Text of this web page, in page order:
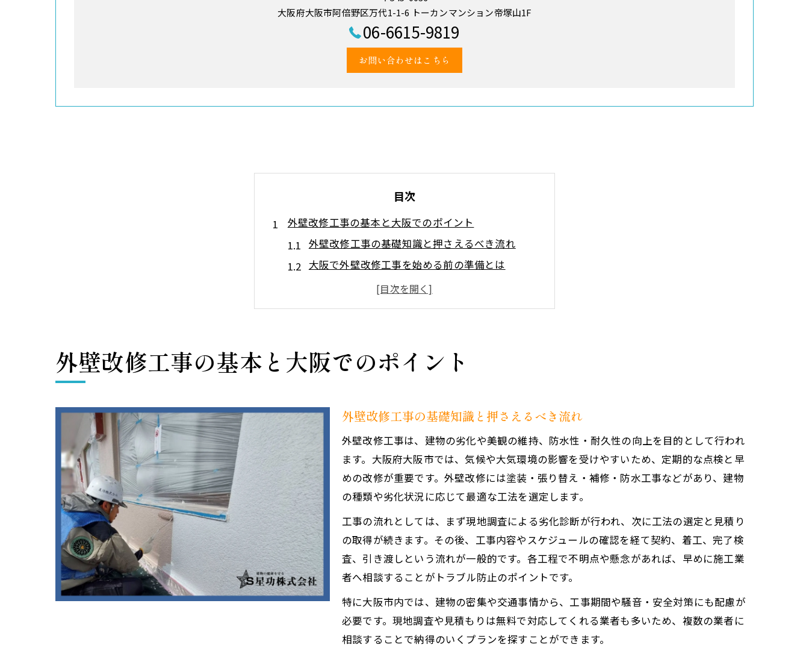
大阪府大阪市阿倍野区万代1-1-6 トーカンマンション帝塚山1F
06-6615-9819
お問い合わせはこちら
目次
外壁改修工事の基本と大阪でのポイント
外壁改修工事の基礎知識と押さえるべき流れ
大阪で外壁改修工事を始める前の準備とは
外壁改修工事の主な工法と選び方の注意点
外壁改修工事に強い施工業者の見極め方
大阪府大阪市で失敗しない工法の選び方
外壁改修工事に適した工法の特徴を比較
工法選定で重視すべき外壁改修工事の耐久性
外壁改修工事のトラブルを防ぐ工法選びポイント
外壁改修工事の工法ごとのメリットとデメリット
気になる外壁改修工事費用の実態とは
外壁改修工事費用の内訳と見積りの基準
外壁改修工事費用が高額になる理由と抑える方法
外壁改修工事の費用相場と価格変動のポイント
大阪で外壁改修工事費用を抑える工夫とは
外壁改修工事の費用比較で注意すべき点
助成金活用で外壁工事費を賢く抑える方法
外壁改修工事で利用できる助成金制度の特徴
助成金を活用した外壁改修工事費の節約術
外壁改修工事の基本と大阪でのポイント
外壁改修工事の基礎知識と押さえるべき流れ
外壁改修工事は、建物の劣化や美観の維持、防水性・耐久性の向上を目的として行われ
ます。大阪府大阪市では、気候や大気環境の影響を受けやすいため、定期的な点検と早
めの改修が重要です。外壁改修には塗装・張り替え・補修・防水工事などがあり、建物
の種類や劣化状況に応じて最適な工法を選定します。
工事の流れとしては、まず現地調査による劣化診断が行われ、次に工法の選定と見積り
の取得が続きます。その後、工事内容やスケジュールの確認を経て契約、着工、完了検
査、引き渡しという流れが一般的です。各工程で不明点や懸念があれば、早めに施工業
者へ相談することがトラブル防止のポイントです。
特に大阪市内では、建物の密集や交通事情から、工事期間や騒音・安全対策にも配慮が
必要です。現地調査や見積もりは無料で対応してくれる業者も多いため、複数の業者に
相談することで納得のいくプランを探すことができます。